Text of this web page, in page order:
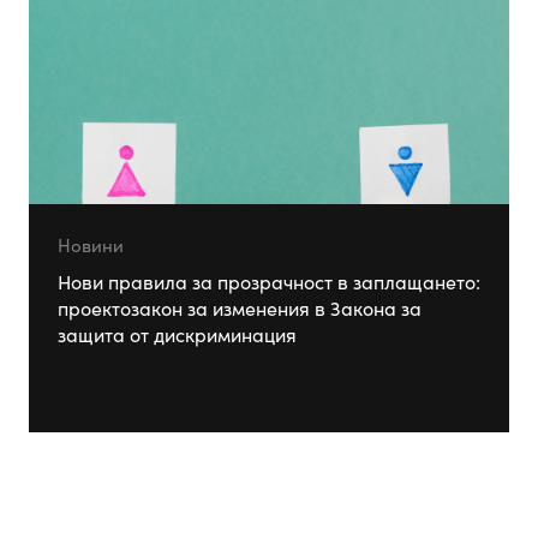
Новини
Нови правила за прозрачност в заплащането:
проектозакон за изменения в Закона за
защита от дискриминация